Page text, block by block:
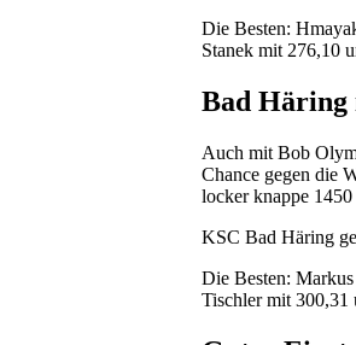
Die Besten:
Stanek mit 276,10
Bad Häring
Auch mit Bob
Chance gegen die
locker knappe
KSC Bad Häring
Die Besten:
Tischler mit 300,31